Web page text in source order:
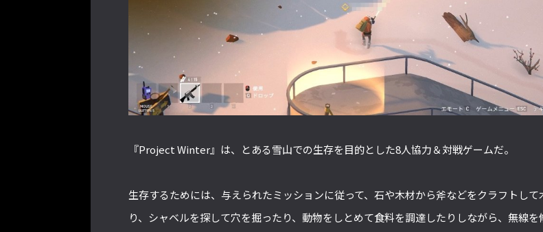
『Project Winter』は、とある雪山での生存を目的とした8人協力＆対戦ゲームだ。
生存するためには、与えられたミッションに従って、石や木材から斧などをクラフトして
り、シャベルを探して穴を掘ったり、動物をしとめて食料を調達したりしながら、無線